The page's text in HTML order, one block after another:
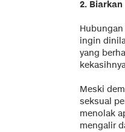
2.
ingin
yang
Meski
seksual
menolak
mengalir